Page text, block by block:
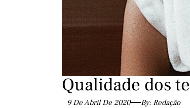
Qualidade dos
9 De Abril De 2020 By: Redação